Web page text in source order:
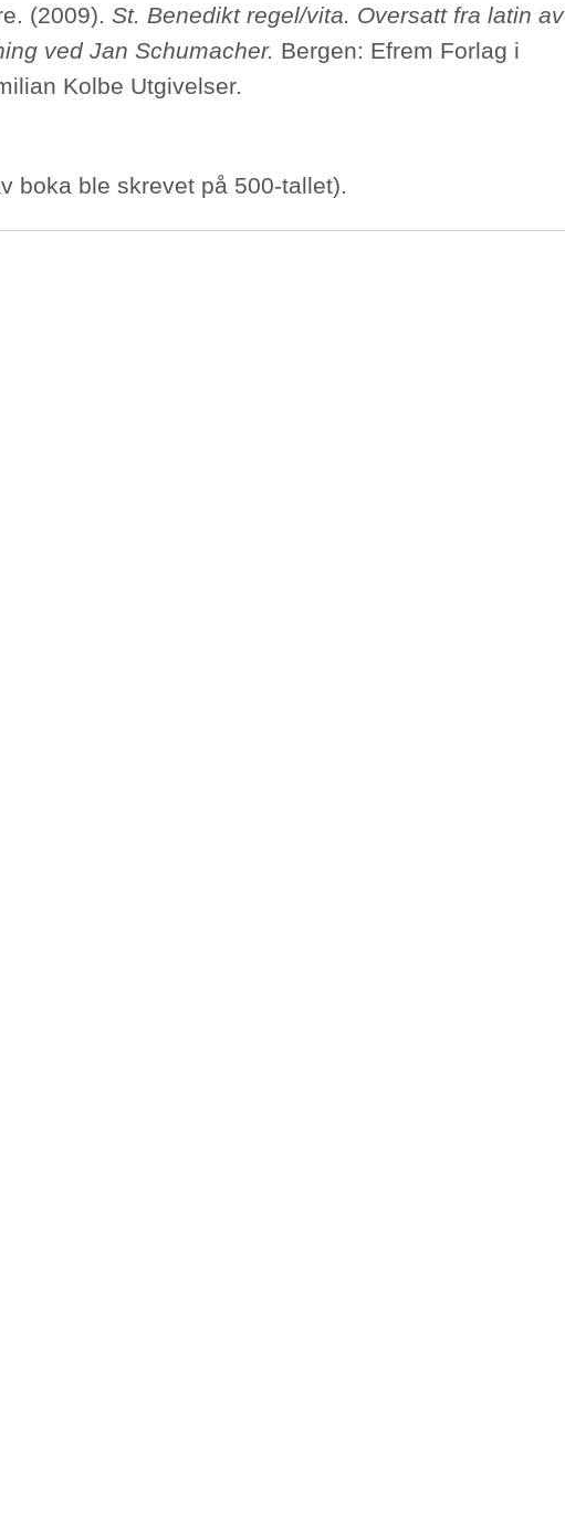
(2009). St. Benedikt regel/vita. Oversatt fra latin av
ved Jan Schumacher. Bergen: Efrem Forlag i
Kolbe Utgivelser.
boka ble skrevet på 500-tallet).